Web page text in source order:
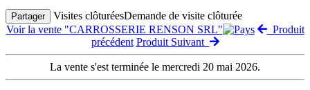
Partager Visites clôturéesDemande de visite clôturée
Voir la vente "CARROSSERIE RENSON SRL"
Produit
précédent Produit Suivant
La vente s'est terminée le mercredi 20 mai 2026.